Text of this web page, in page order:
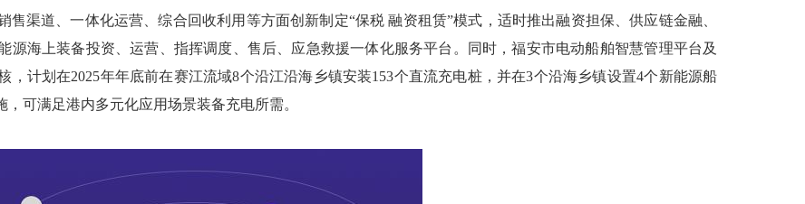
道、一体化运营、综合回收利用等方面创新制定“保税 融资租赁”模式，适时推出融资担保、供应链金融、
源海上装备投资、运营、指挥调度、售后、应急救援一体化服务平台。同时，福安市电动船舶智慧管理平台及
计划在2025年年底前在赛江流域8个沿江沿海乡镇安装153个直流充电桩，并在3个沿海乡镇设置4个新能源船
可满足港内多元化应用场景装备充电所需。